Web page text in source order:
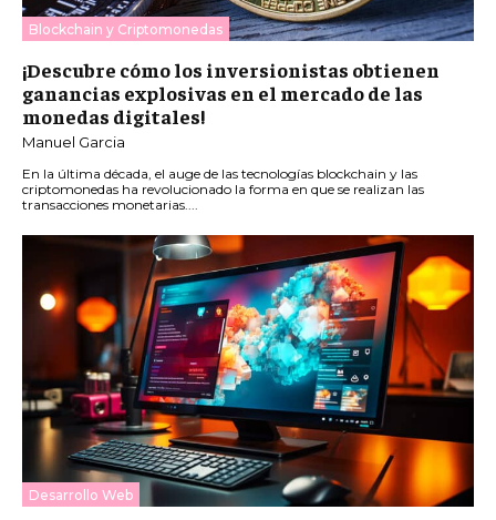
Blockchain y Criptomonedas
¡Descubre cómo los inversionistas obtienen
ganancias explosivas en el mercado de las
monedas digitales!
Manuel Garcia
En la última década, el auge de las tecnologías blockchain y las
criptomonedas ha revolucionado la forma en que se realizan las
transacciones monetarias....
Desarrollo Web